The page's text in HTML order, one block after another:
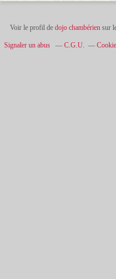
Voir le profil de dojo chambériensur
Signaler un abus C.G.U.